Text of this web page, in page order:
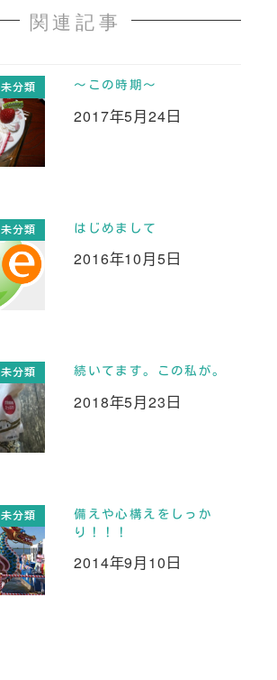
関連記事
未分類 ～この時期～
投稿日
2017年5月24日
未分類 はじめまして
投稿日
2016年10月5日
未分類 続いてます。この私が。
投稿日
2018年5月23日
未分類
備えや心構えをしっか
り！！！
投稿日
2014年9月10日